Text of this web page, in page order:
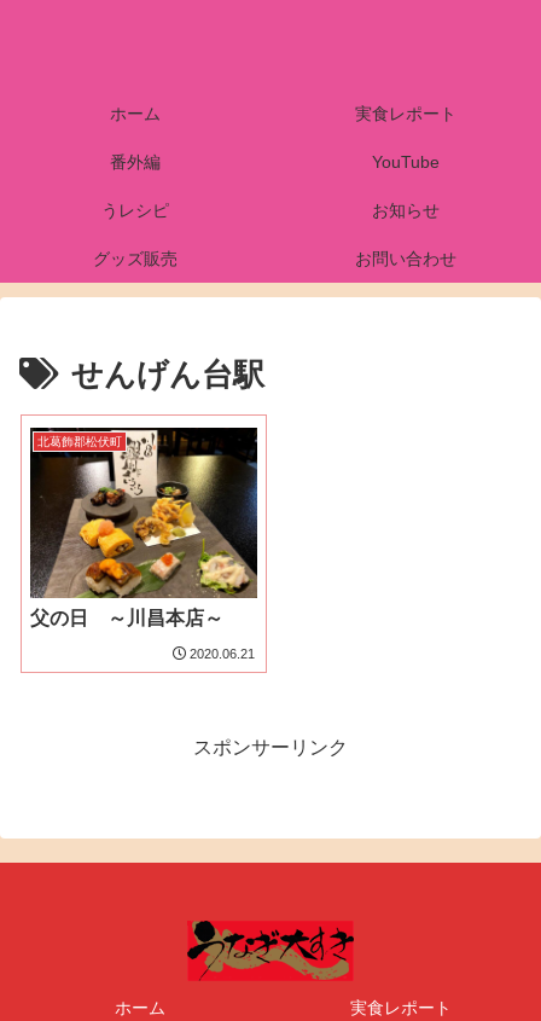
ホーム 実食レポート
番外編 YouTube
うレシピ お知らせ
グッズ販売 お問い合わせ
せんげん台駅
北葛飾郡松伏町
父の日 ～川昌本店～
2020.06.21
スポンサーリンク
ホーム 実食レポート